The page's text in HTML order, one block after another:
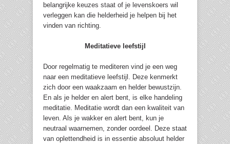
belangrijke keuzes staat of je levenskoers wil
verleggen kan die helderheid je helpen bij het
vinden van richting.
Meditatieve leefstijl
Door regelmatig te mediteren vind je een weg
naar een meditatieve leefstijl. Deze kenmerkt
zich door een waakzaam en helder bewustzijn.
En als je helder en alert bent, is elke handeling
meditatie. Meditatie wordt dan een kwaliteit van
leven. Als je wakker en alert bent, kun je
neutraal waarnemen, zonder oordeel. Deze staat
van oplettendheid is in essentie absoluut helder